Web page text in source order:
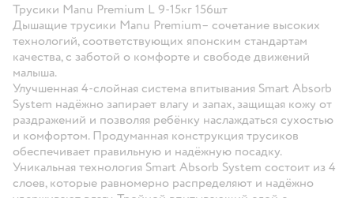
Трусики Manu Premium L 9-15кг 156шт
Дышащие трусики Manu Premium– сочетание высоких
технологий, соответствующих японским стандартам
качества, с заботой о комфорте и свободе движений
малыша.
Улучшенная 4-слойная система впитывания Smart Absorb
System надёжно запирает влагу и запах, защищая кожу от
раздражений и позволяя ребёнку наслаждаться сухостью
и комфортом. Продуманная конструкция трусиков
обеспечивает правильную и надёжную посадку.
Уникальная технология Smart Absorb System состоит из 4
слоев, которые равномерно распределяют и надёжно